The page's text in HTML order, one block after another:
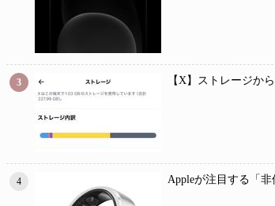
3 【X】ストレージか
4 Appleが注目する「